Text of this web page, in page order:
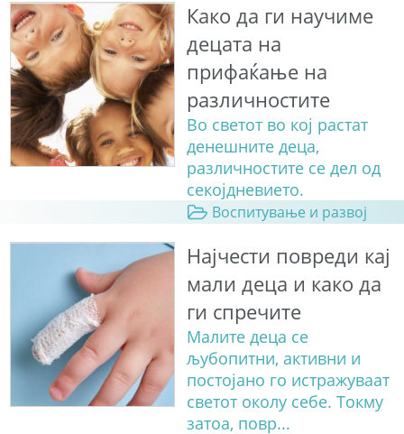
Како да ги научиме
децата на
прифаќање на
различностите
Во светот во кој растат
денешните деца,
различностите се дел од
секојдневието.
Воспитување и развој
Најчести повреди кај
мали деца и како да
ги спречите
Малите деца се
љубопитни, активни и
постојано го истражуваат
светот околу себе. Токму
затоа, повр...